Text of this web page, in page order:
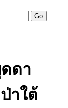
Go
ดดา
าใต้